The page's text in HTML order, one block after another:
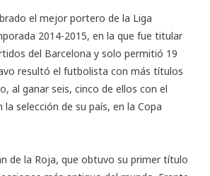
el mejor portero de la Liga
2014-2015, en la que fue titular
del Barcelona y solo permitió 19
resultó el futbolista con más títulos
al ganar seis, cinco de ellos con el
selección de su país, en la Copa
de la Roja, que obtuvo su primer título